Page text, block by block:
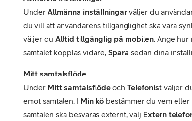
Under Allmänna inställningar väljer du
du vill att användarens tillgänglighet ska vara
väljer du Alltid tillgänglig på mobilen. Ange hur
samtalet kopplas vidare, Spara sedan dina
Mitt samtalsflöde
Under Mitt samtalsflöde och Telefonist väljer
emot samtalen. I Min kö bestämmer du vem eller
samtalen ska besvaras externt, välj Extern